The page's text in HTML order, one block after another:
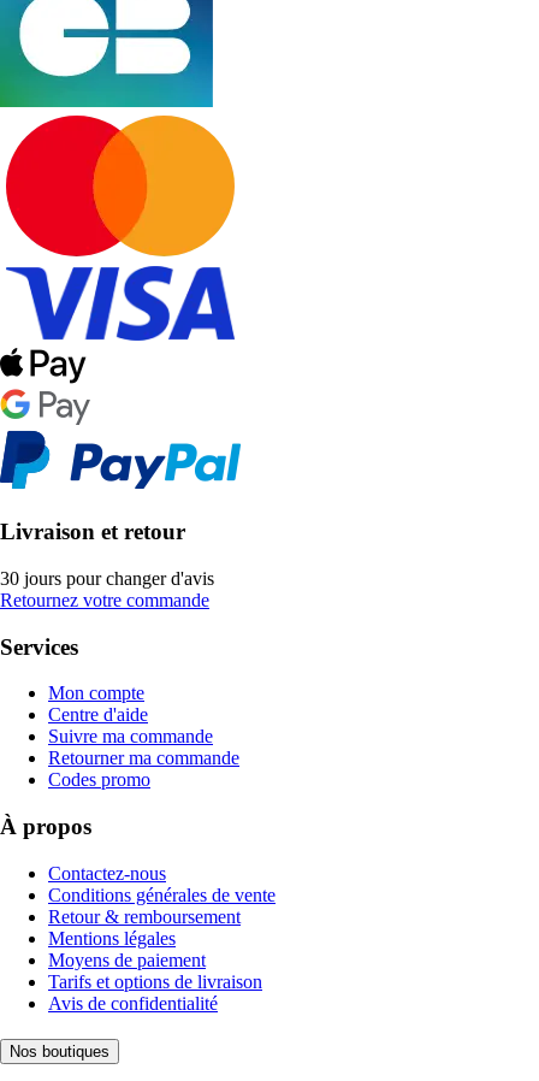
Livraison et retour
30 jours pour changer d'avis
Retournez votre commande
Services
Mon compte
Centre d'aide
Suivre ma commande
Retourner ma commande
Codes promo
À propos
Contactez-nous
Conditions générales de vente
Retour & remboursement
Mentions légales
Moyens de paiement
Tarifs et options de livraison
Avis de confidentialité
Nos boutiques